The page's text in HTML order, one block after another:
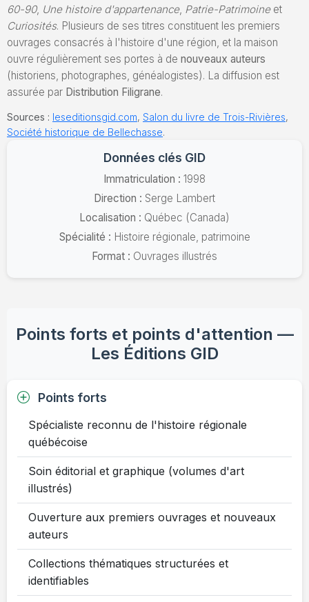
60-90, Une histoire d'appartenance, Patrie-Patrimoineet
Curiosités. Plusieurs de ses titres constituent les premiers
ouvrages consacrés à l'histoire d'une région, et la maison
ouvre régulièrement ses portes à de nouveaux auteurs
(historiens, photographes, généalogistes). La diffusion est
assurée par Distribution Filigrane.
Sources : leseditionsgid.com, Salon du livre de Trois-Rivières,
Société historique de Bellechasse.
Données clés GID
Immatriculation : 1998
Direction : Serge Lambert
Localisation : Québec (Canada)
Spécialité : Histoire régionale, patrimoine
Format : Ouvrages illustrés
Points forts et points d'attention —
Les Éditions GID
Points forts
Spécialiste reconnu de l'histoire régionale
québécoise
Soin éditorial et graphique (volumes d'art
illustrés)
Ouverture aux premiers ouvrages et nouveaux
auteurs
Collections thématiques structurées et
identifiables